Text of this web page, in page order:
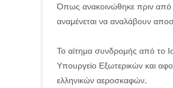
Όπως ανακοινώθηκε πριν από
αναμένεται να αναλάβουν
Το αίτημα συνδρομής από το
Υπουργείο Εξωτερικών και
ελληνικών αεροσκαφών.